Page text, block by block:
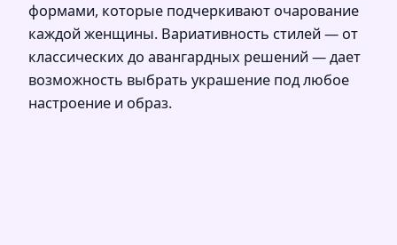
формами, которые подчеркивают очарование
каждой женщины. Вариативность стилей — от
классических до авангардных решений — дает
возможность выбрать украшение под любое
настроение и образ.